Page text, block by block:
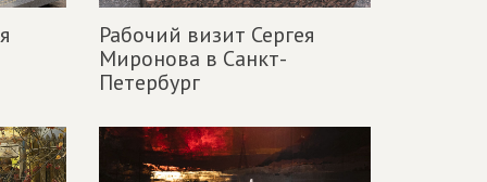
Рабочий визит Сергея
Миронова в Санкт-
Петербург